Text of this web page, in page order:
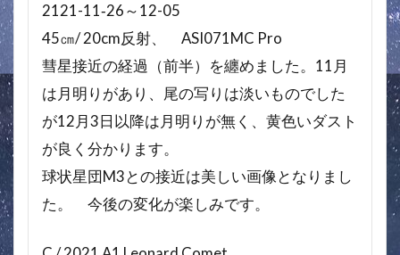
2121-11‐26～12-05
45㎝/ 20cm反射、 ASI071MC Pro
彗星接近の経過（前半）を纏めました。11月
は月明りがあり、尾の写りは淡いものでした
が12月3日以降は月明りが無く、黄色いダスト
が良く分かります。
球状星団M3との接近は美しい画像となりまし
た。 今後の変化が楽しみです。